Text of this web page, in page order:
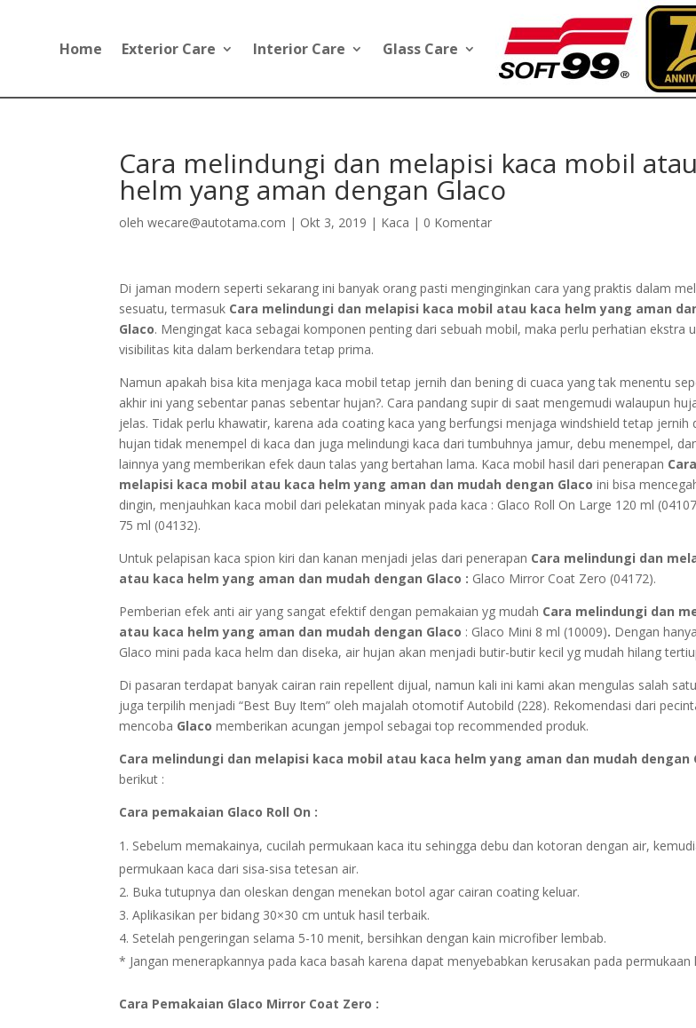
Home Exterior Care Interior Care Glass Care
Cara melindungi dan melapisi kaca mobil
helm yang aman dengan Glaco
olehwecare@autotama.com | Okt 3, 2019 | Kaca | 0 Komentar
Di jaman modern seperti sekarang ini banyak orang pasti menginginkan cara yang praktis dalam
sesuatu, termasuk Cara melindungi dan melapisi kaca mobil atau kaca helm yang aman
Glaco. Mengingat kaca sebagai komponen penting dari sebuah mobil, maka perlu perhatian ekstra
visibilitas kita dalam berkendara tetap prima.
Namun apakah bisa kita menjaga kaca mobil tetap jernih dan bening di cuaca yang tak menentu
akhir ini yang sebentar panas sebentar hujan?. Cara pandang supir di saat mengemudi walaupun
jelas. Tidak perlu khawatir, karena ada coating kaca yang berfungsi menjaga windshield tetap jernih
hujan tidak menempel di kaca dan juga melindungi kaca dari tumbuhnya jamur, debu menempel,
lainnya yang memberikan efek daun talas yang bertahan lama. Kaca mobil hasil dari penerapan
melapisi kaca mobil atau kaca helm yang aman dan mudah dengan Glaco ini bisa
dingin, menjauhkan kaca mobil dari pelekatan minyak pada kaca : Glaco Roll On Large 120 ml
75 ml (04132).
Untuk pelapisan kaca spion kiri dan kanan menjadi jelas dari penerapan Cara melindungi dan
atau kaca helm yang aman dan mudah dengan Glaco : Glaco Mirror Coat Zero (04172).
Pemberian efek anti air yang sangat efektif dengan pemakaian yg mudah Cara melindungi dan
atau kaca helm yang aman dan mudah dengan Glaco : Glaco Mini 8 ml (10009). Dengan
Glaco mini pada kaca helm dan diseka, air hujan akan menjadi butir-butir kecil yg mudah hilang
Di pasaran terdapat banyak cairan rain repellent dijual, namun kali ini kami akan mengulas salah
juga terpilih menjadi “Best Buy Item” oleh majalah otomotif Autobild (228). Rekomendasi dari
mencoba Glaco memberikan acungan jempol sebagai top recommended produk.
Cara melindungi dan melapisi kaca mobil atau kaca helm yang aman dan mudah dengan
berikut :
Cara pemakaian Glaco Roll On :
Sebelum memakainya, cucilah permukaan kaca itu sehingga debu dan kotoran dengan air,
permukaan kaca dari sisa-sisa tetesan air.
Buka tutupnya dan oleskan dengan menekan botol agar cairan coating keluar.
Aplikasikan per bidang 30×30 cm untuk hasil terbaik.
Setelah pengeringan selama 5-10 menit, bersihkan dengan kain microfiber lembab.
* Jangan menerapkannya pada kaca basah karena dapat menyebabkan kerusakan pada permukaan
Cara Pemakaian Glaco Mirror Coat Zero :